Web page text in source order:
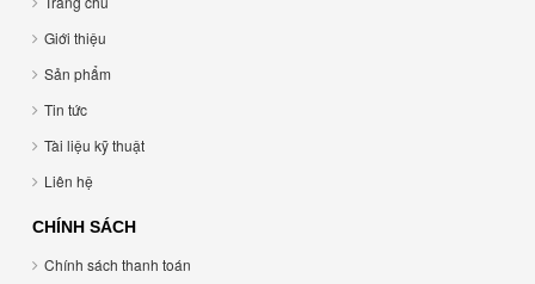
Giới thiệu
Sản phẩm
Tin tức
Tài liệu kỹ thuật
Liên hệ
CHÍNH SÁCH
Chính sách thanh toán